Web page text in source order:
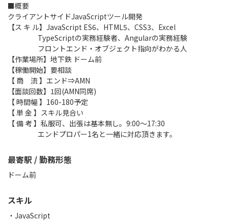
■概要
クライアントサイドJavaScriptツール開発
【ス キ ル】JavaScript ES6、HTML5、CSS3、Excel
TypeScriptの実務経験者、Angularの実務経験
フロントエンド・オブジェクト指向がわかる人
【作業場所】地下鉄 ドーム前
【稼働開始】要相談
【 商 流 】エンド⇒AMN
【面談回数】1回(AMN同席)
【 時間幅 】160-180予定
【 単 金 】スキル見合い
【 備 考 】私服可、出張は基本無し。9:00～17:30
エンドプロパー1名と一緒に対応頂きます。
最寄駅 / 勤務形態
ドーム前
スキル
JavaScript